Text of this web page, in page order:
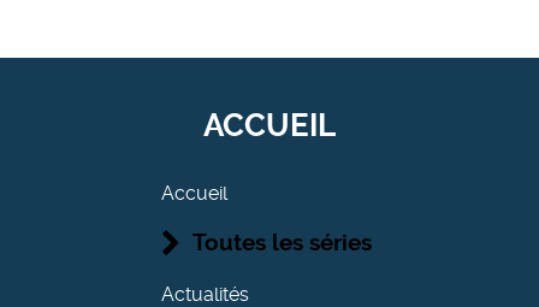
ACCUEIL
Accueil
Toutes les séries
Actualités